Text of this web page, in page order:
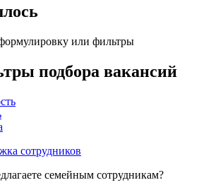
или фильтры
подбора вакансий
сотрудников
семейным сотрудникам?